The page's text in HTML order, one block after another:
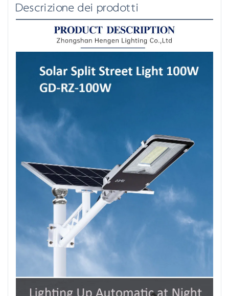
Descrizione dei prodotti